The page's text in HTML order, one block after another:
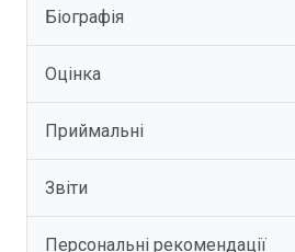
Біографія
Оцінка
Приймальні
Звіти
Персональні рекомендації